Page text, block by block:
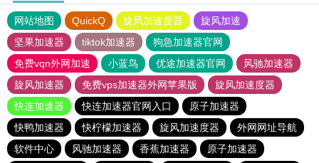
网站地图 QuickQ 旋风加速度器
旋风加速
坚果加速器
tiktok加速器
狗急加速器官网
免费vqn外网加速
小蓝鸟 优途加速器官网
风驰加速器
旋风加速器
免费vps加速器外网苹果版
旋风加速度器
快连加速器
快连加速器官网入口
原子加速器
快鸭加速器
快柠檬加速器 旋风加速度器
外网网址导航
软件中心
风驰加速器 香蕉加速器
原子加速器